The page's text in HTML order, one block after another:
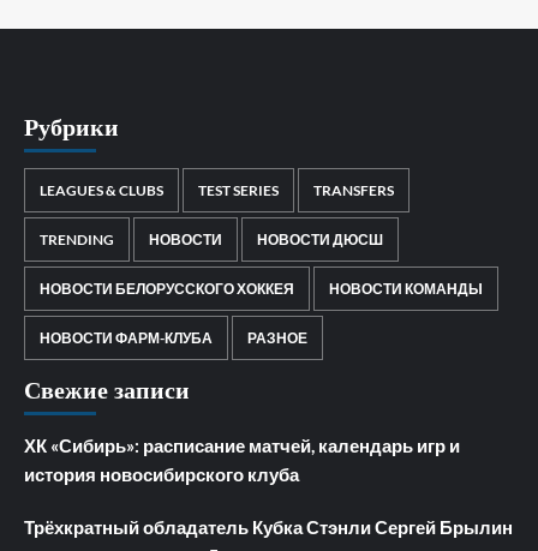
Рубрики
LEAGUES & CLUBS TEST SERIES TRANSFERS
TRENDING НОВОСТИ НОВОСТИ ДЮСШ
НОВОСТИ БЕЛОРУССКОГО ХОККЕЯ НОВОСТИ КОМАНДЫ
НОВОСТИ ФАРМ-КЛУБА РАЗНОЕ
Свежие записи
ХК «Сибирь»: расписание матчей, календарь игр и
история новосибирского клуба
Трёхкратный обладатель Кубка Стэнли Сергей Брылин